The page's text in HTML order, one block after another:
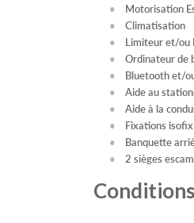
Motorisation
Climatisation
Limiteur et/ou
Ordinateur de
Bluetooth et/
Aide au
Aide à la
Fixations
Banquette
2 sièges